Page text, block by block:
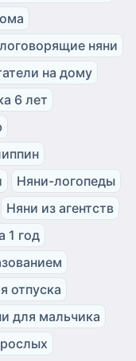
няни
на дому
6 лет
Няни-логопеды
Няни из агентств
1 год
отпуска
для мальчика